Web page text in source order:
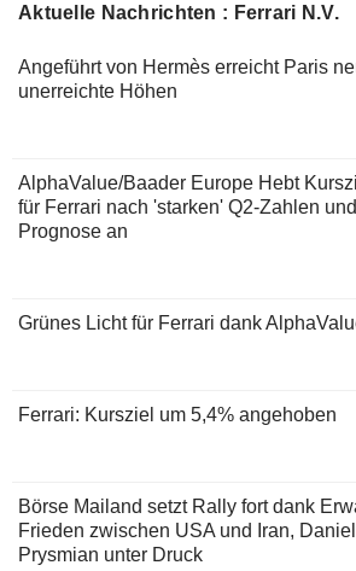
Aktuelle Nachrichten : Ferrari N.V.
Angeführt von Hermès erreicht Paris
unerreichte Höhen
AlphaValue/Baader Europe Hebt
für Ferrari nach 'starken' Q2-Zahlen
Prognose an
Grünes Licht für Ferrari dank
Ferrari: Kursziel um 5,4% angehoben
Börse Mailand setzt Rally fort dank
Frieden zwischen USA und Iran,
Prysmian unter Druck